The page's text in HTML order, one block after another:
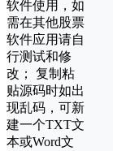
软件使用，如
需在其他股票
软件应用请自
行测试和修
改； 复制粘
贴源码时如出
现乱码，可新
建一个TXT文
本或Word文